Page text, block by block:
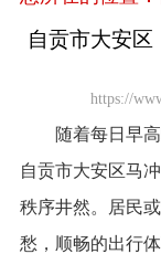
自贡市大安
https://
随着每日早高
自贡市大安区马
秩序井然。居民
愁，顺畅的出行